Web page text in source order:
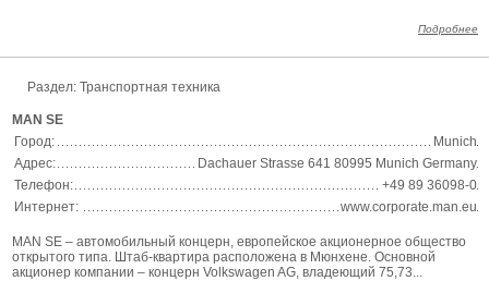
Подробнее
Раздел: Транспортная техника
MAN SE
Город:
Munich
Адрес:
Dachauer Strasse 641 80995 Munich Germany
Телефон:
+49 89 36098-0
Интернет:
www.corporate.man.eu
MAN SE – автомобильный концерн, европейское акционерное общество
открытого типа. Штаб-квартира расположена в Мюнхене. Основной
акционер компании – концерн Volkswagen AG, владеющий 75,73...